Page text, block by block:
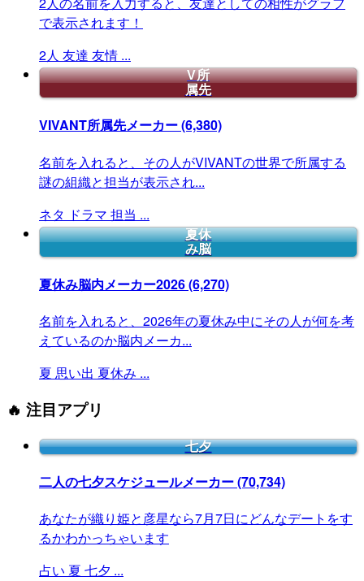
で表示されます！
2人 友達 友情 ...
V所
属先
VIVANT所属先メーカー(6,380)
名前を入れると、その人がVIVANTの世界で所属する
謎の組織と担当が表示され...
ネタ ドラマ 担当 ...
夏休
み脳
夏休み脳内メーカー2026(6,270)
名前を入れると、2026年の夏休み中にその人が何を考
えているのか脳内メーカ...
夏 思い出 夏休み ...
🔥 注目アプリ
七夕
二人の七夕スケジュールメーカー(70,734)
あなたが織り姫と彦星なら7月7日にどんなデートをす
るかわかっちゃいます
占い 夏 七夕 ...